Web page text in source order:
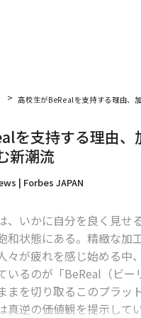
1 2
2026年9月号発売中
最新号の購入はこちらから
メンバーシップに登録す
高校生がBeRealを支持する理由、
を支持する理由、
新潮流
| Forbes JAPAN
、いかに自分を良く見せ
和状態にある。精緻な加
々が疲れを感じ始める中
いるのが「BeReal（ビー
まを切り取るこのプラッ
真逆の価値観を提示してい